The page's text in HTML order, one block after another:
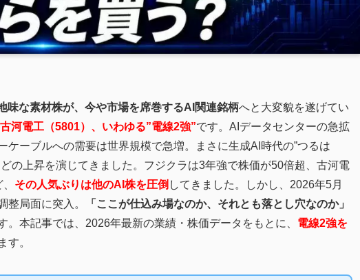
味な素材株が、今や市場を席巻するAI関連銘柄へと大変貌を遂げてい
河電工（5801）、いわゆる”電線2強”です。AIデータセンターの急拡
ーブルへの需要は世界規模で急増。まさに生成AI時代の”つるは
の上昇を演じてきました。フジクラは3年強で株価が50倍超、古河電
その人気ぶりは他のAI株を圧倒 してきました。しかし、2026年5月
整局面に突入。
「ここが仕込み場なのか、それとも落とし穴なのか」
本記事では、2026年最新の業績・株価データをもとに、 電線2強を
す。